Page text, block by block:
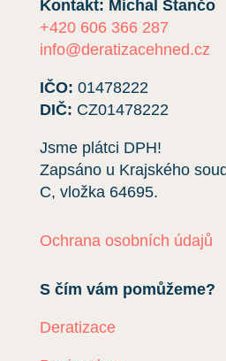
Kontakt: Michal Stančo
+420 606 366 287
info@deratizacehned.cz
IČO: 01478222
DIČ: CZ01478222
Jsme plátci DPH!
Zapsáno u Krajského
C, vložka 64695.
Ochrana osobních údajů
S čím vám pomůžeme?
Deratizace